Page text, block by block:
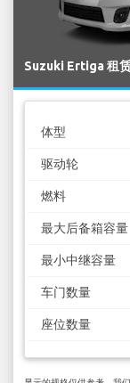
Suzuki Ertiga 租
体型
驱动轮
燃料
最大后备箱容量
最小中继容量
车门数量
座位数量